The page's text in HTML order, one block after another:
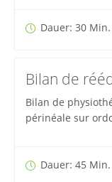
Dauer: 30 Min.
Bilan de
Bilan de
périnéale sur
Dauer: 45 Min.